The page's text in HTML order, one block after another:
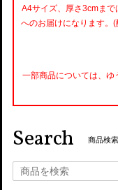
A4サイズ、厚さ3cmまで
へのお届けになります。
一部商品については、
Search 商品検索